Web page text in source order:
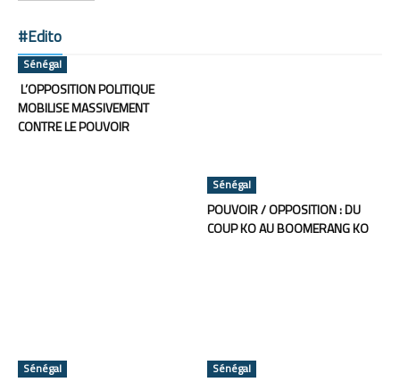
#Edito
Sénégal
L’OPPOSITION POLITIQUE
MOBILISE MASSIVEMENT
CONTRE LE POUVOIR
Sénégal
POUVOIR / OPPOSITION : DU
COUP KO AU BOOMERANG KO
Sénégal Sénégal